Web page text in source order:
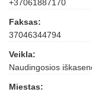
+37061887170
Faksas:
37046344794
Veikla:
Naudingosios
Miestas: